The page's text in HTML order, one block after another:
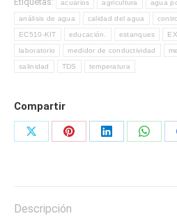
SIN
CONTACTO
MARCA
EXTECH
cantidad
acuarios agricultura agua
análisis de agua calidad del agua
EC510-KIT educación. estanques
laboratorio medidor de conductividad
salinidad TDS temperatura
Compartir
Share
Share
Share
Share
Descripción